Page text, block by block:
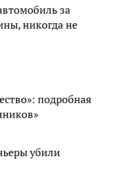
за
никогда не
подробная
убили